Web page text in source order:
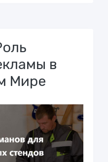
в
Мире